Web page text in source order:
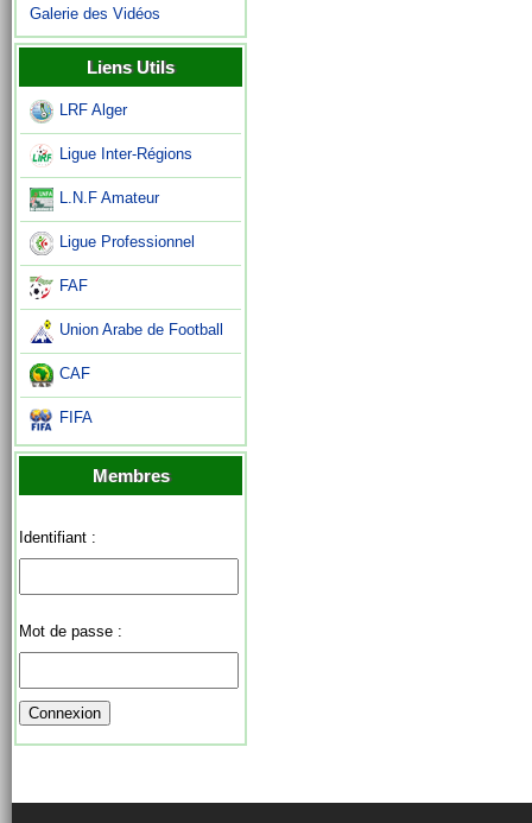
Galerie des Vidéos
Liens Utils
LRF Alger
Ligue Inter-Régions
L.N.F Amateur
Ligue Professionnel
FAF
Union Arabe de Football
CAF
FIFA
Membres
Identifiant :
Mot de passe :